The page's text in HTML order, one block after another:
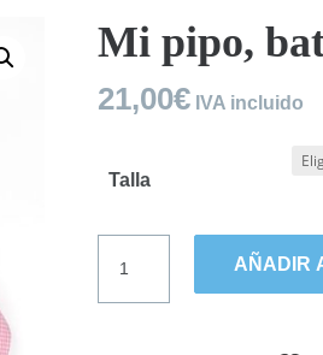
Mi pipo,
21,00€ IVA incluido
Talla
pipo,
bata
AÑADIR